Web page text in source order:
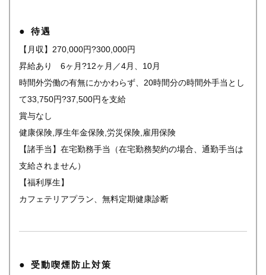
待遇
【月収】270,000円?300,000円
昇給あり 6ヶ月?12ヶ月／4月、10月
時間外労働の有無にかかわらず、20時間分の時間外手当とし
て33,750円?37,500円を支給
賞与なし
健康保険,厚生年金保険,労災保険,雇用保険
【諸手当】在宅勤務手当（在宅勤務契約の場合、通勤手当は
支給されません）
【福利厚生】
カフェテリアプラン、無料定期健康診断
受動喫煙防止対策